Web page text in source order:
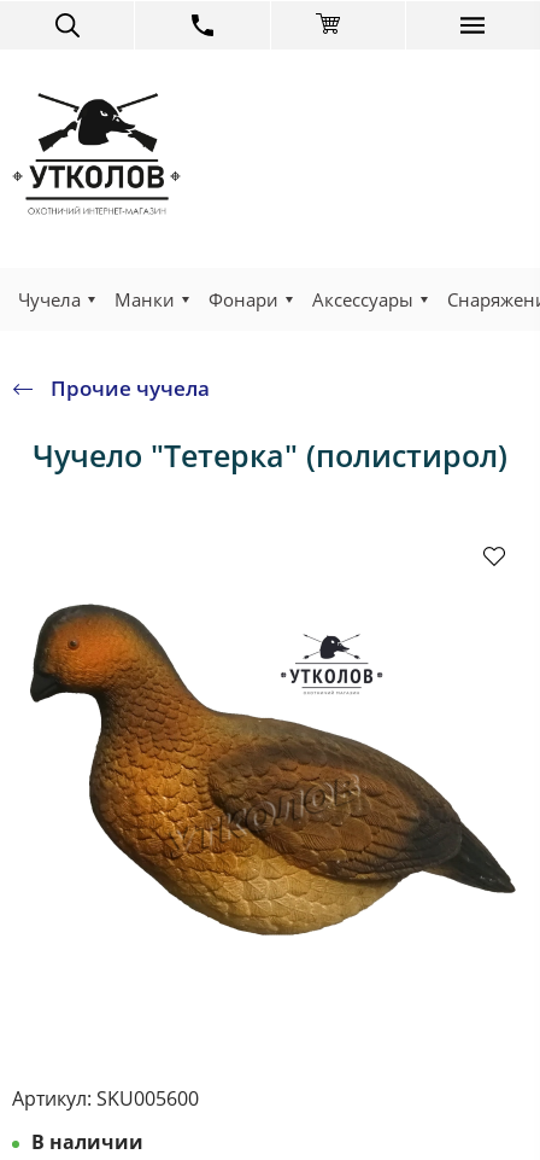
Чучела Манки Фонари Аксессуары
Прочие чучела
Чучело "Тетерка" (полистирол)
Артикул: SKU005600
В наличии